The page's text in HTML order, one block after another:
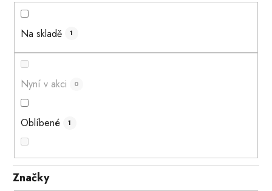
Na skladě 1
Nyní v akci 0
Oblíbené 1
Značky